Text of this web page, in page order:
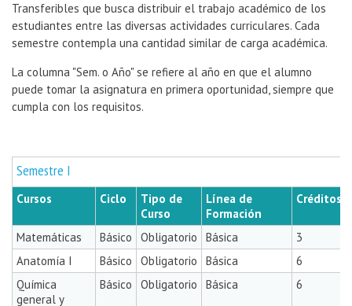
Transferibles que busca distribuir el trabajo académico de los
estudiantes entre las diversas actividades curriculares. Cada
semestre contempla una cantidad similar de carga académica.
La columna "Sem. o Año" se refiere al año en que el alumno
puede tomar la asignatura en primera oportunidad, siempre que
cumpla con los requisitos.
Semestre I
Cursos Ciclo
Tipo de
Curso
Línea de
Formación
Créditos
Matemáticas Básico Obligatorio Básica
3
Anatomía I
Básico Obligatorio Básica
6
Química
general y
Básico Obligatorio Básica 6